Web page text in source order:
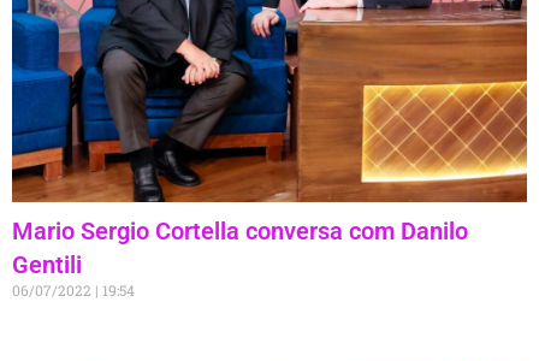
Mario Sergio Cortella conversa com Danilo
Gentili
06/07/2022 19:54